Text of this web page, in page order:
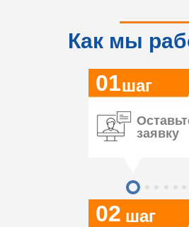
Как мы
02
01
заявку
шаг
шаг